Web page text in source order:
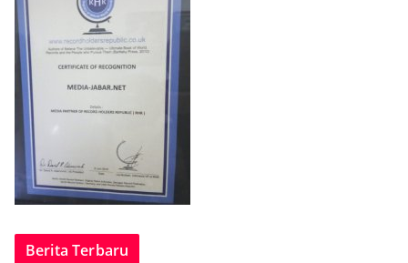
Berita Terbaru